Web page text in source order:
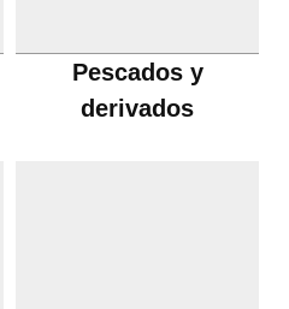
Pescados y
derivados